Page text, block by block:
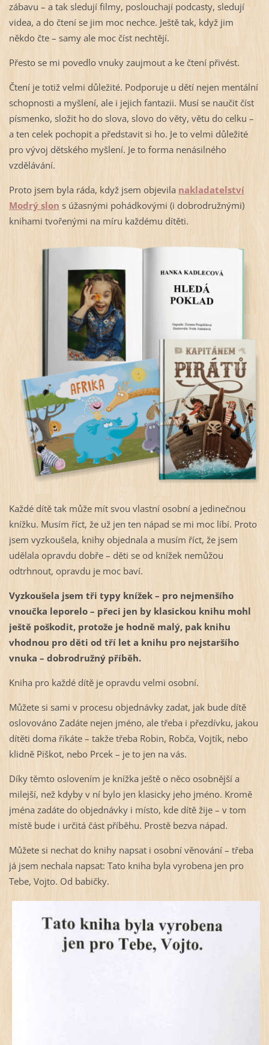
zábavu – a tak sledují filmy, poslouchají podcasty, sledují
videa, a do čtení se jim moc nechce. Ještě tak, když jim
někdo čte – samy ale moc číst nechtějí.
Přesto se mi povedlo vnuky zaujmout a ke čtení přivést.
Čtení je totiž velmi důležité. Podporuje u dětí nejen mentální
schopnosti a myšlení, ale i jejich fantazii. Musí se naučit číst
písmenko, složit ho do slova, slovo do věty, větu do celku –
a ten celek pochopit a představit si ho. Je to velmi důležité
pro vývoj dětského myšlení. Je to forma nenásilného
vzdělávání.
Proto jsem byla ráda, když jsem objevila nakladatelství
Modrý slon s úžasnými pohádkovými (i dobrodružnými)
knihami tvořenými na míru každému dítěti.
Každé dítě tak může mít svou vlastní osobní a jedinečnou
knížku. Musím říct, že už jen ten nápad se mi moc líbí. Proto
jsem vyzkoušela, knihy objednala a musím říct, že jsem
udělala opravdu dobře – děti se od knížek nemůžou
odtrhnout, opravdu je moc baví.
Vyzkoušela jsem tři typy knížek – pro nejmenšího
vnoučka leporelo – přeci jen by klasickou knihu mohl
ještě poškodit, protože je hodně malý, pak knihu
vhodnou pro děti od tří let a knihu pro nejstaršího
vnuka – dobrodružný příběh.
Kniha pro každé dítě je opravdu velmi osobní.
Můžete si sami v procesu objednávky zadat, jak bude dítě
oslovováno Zadáte nejen jméno, ale třeba i přezdívku, jakou
dítěti doma říkáte – takže třeba Robin, Robča, Vojtík, nebo
klidně Piškot, nebo Prcek – je to jen na vás.
Díky těmto oslovením je knížka ještě o něco osobnější a
milejší, než kdyby v ní bylo jen klasicky jeho jméno. Kromě
jména zadáte do objednávky i místo, kde dítě žije – v tom
místě bude i určitá část příběhu. Prostě bezva nápad.
Můžete si nechat do knihy napsat i osobní věnování – třeba
já jsem nechala napsat: Tato kniha byla vyrobena jen pro
Tebe, Vojto. Od babičky.